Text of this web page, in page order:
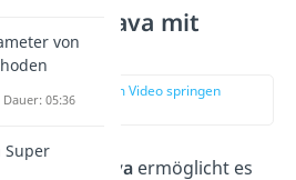
in Java mit
zur Stelle im Video springen
(01:24)
Javaermöglicht es
von
05:36
Super